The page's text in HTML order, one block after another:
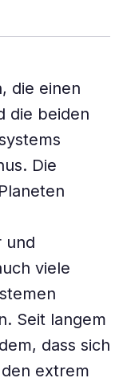
die einen
die beiden
Die
und
viele
Seit langem
dass sich
extrem